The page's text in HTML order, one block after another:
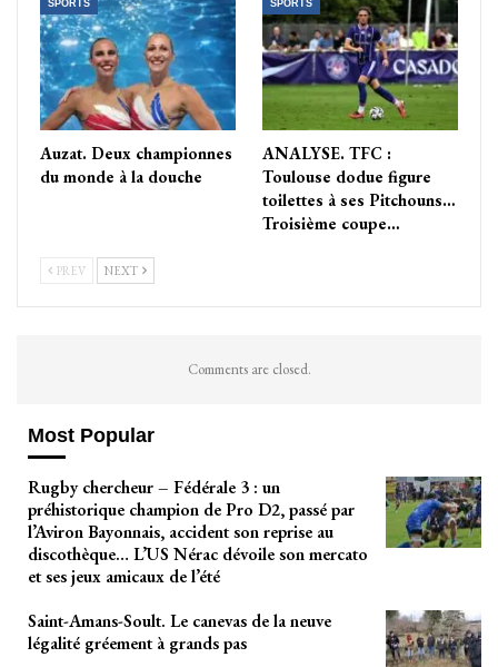
SPORTS
Auzat. Deux championnes
du monde à la douche
SPORTS
ANALYSE. TFC :
Toulouse dodue figure
toilettes à ses Pitchouns…
Troisième coupe…
PREV NEXT
Comments are closed.
Most Popular
Rugby chercheur – Fédérale 3 : un
préhistorique champion de Pro D2, passé par
l’Aviron Bayonnais, accident son reprise au
discothèque… L’US Nérac dévoile son mercato
et ses jeux amicaux de l’été
Saint-Amans-Soult. Le canevas de la neuve
légalité gréement à grands pas